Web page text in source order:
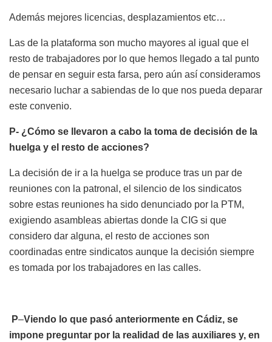
Además mejores licencias, desplazamientos etc…
Las de la plataforma son mucho mayores al igual que el
resto de trabajadores por lo que hemos llegado a tal punto
de pensar en seguir esta farsa, pero aún así consideramos
necesario luchar a sabiendas de lo que nos pueda deparar
este convenio.
P- ¿Cómo se llevaron a cabo la toma de decisión de la
huelga y el resto de acciones?
La decisión de ir a la huelga se produce tras un par de
reuniones con la patronal, el silencio de los sindicatos
sobre estas reuniones ha sido denunciado por la PTM,
exigiendo asambleas abiertas donde la CIG si que
considero dar alguna, el resto de acciones son
coordinadas entre sindicatos aunque la decisión siempre
es tomada por los trabajadores en las calles.
P–Viendo lo que pasó anteriormente en Cádiz, se
impone preguntar por la realidad de las auxiliares y, en